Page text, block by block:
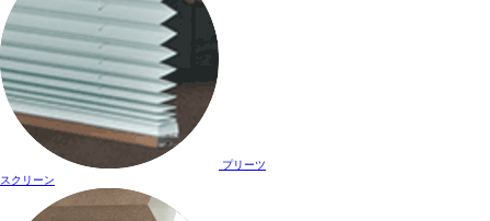
プリーツ
スクリーン